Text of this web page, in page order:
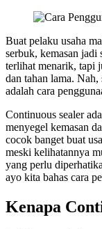
Buat pelaku usaha
serbuk, kemasan
terlihat menarik, tapi
dan tahan lama.
adalah cara
Continuous sealer
menyegel kemasan
cocok banget buat
meski kelihatannya
yang perlu
ayo kita bahas cara
Kenapa